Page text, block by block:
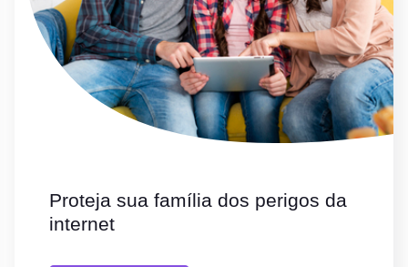
Proteja sua família dos perigos da
internet